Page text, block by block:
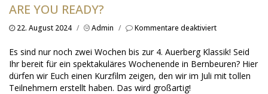
ARE YOU READY?
22. August 2024 / Admin / Kommentare deaktiviertfür
you
ready?
Es sind nur noch zwei Wochen bis zur 4. Auerberg Klassik! Seid
Ihr bereit für ein spektakuläres Wochenende in Bernbeuren? Hier
dürfen wir Euch einen Kurzfilm zeigen, den wir im Juli mit tollen
Teilnehmern erstellt haben. Das wird großartig!